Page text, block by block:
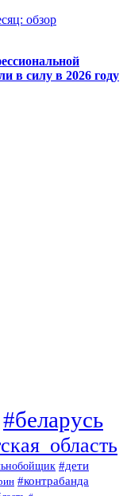
обзор
в силу в 2026 году
#беларусь
#дети
#контрабанда